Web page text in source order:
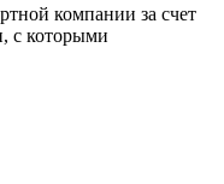
компании за счет
с которыми